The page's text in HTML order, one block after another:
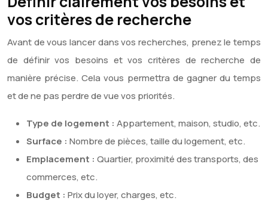
vos critères de recherche
Avant de vous lancer dans vos recherches, prenez le temps
de définir vos besoins et vos critères de recherche de
manière précise. Cela vous permettra de gagner du temps
et de ne pas perdre de vue vos priorités.
Type de logement : Appartement, maison, studio, etc.
Surface : Nombre de pièces, taille du logement, etc.
Emplacement : Quartier, proximité des transports, des
commerces, etc.
Budget : Prix du loyer, charges, etc.